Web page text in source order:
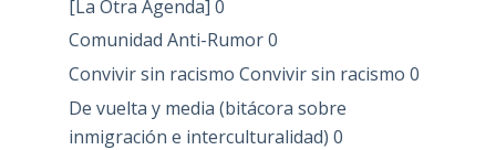
[La Otra Agenda] 0
Comunidad Anti-Rumor0
Convivir sin racismo Convivir sin racismo 0
De vuelta y media (bitácora sobre
inmigración e interculturalidad) 0